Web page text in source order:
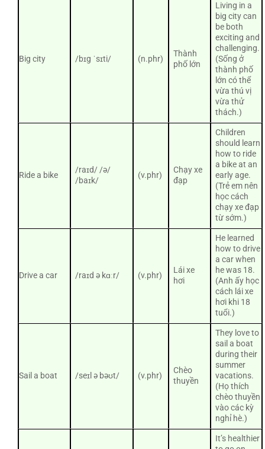
Big city /bɪg ˈsɪti/ (n.phr)
Thành
phố lớn
Living in a
big city can
be both
exciting and
challenging.
(Sống ở
thành phố
lớn có thể
vừa thú vị
vừa thử
thách.)
Ride a bike
/raɪd/ /ə/
/baɪk/
(v.phr)
Chạy xe
đạp
Children
should learn
how to ride
a bike at an
early age.
(Trẻ em nên
học cách
chạy xe đạp
từ sớm.)
Drive a car /raɪd ə kɑːr/ (v.phr)
Lái xe
hơi
He learned
how to drive
a car when
he was 18.
(Anh ấy học
cách lái xe
hơi khi 18
tuổi.)
Sail a boat /seɪl ə bəʊt/ (v.phr)
Chèo
thuyền
They love to
sail a boat
during their
summer
vacations.
(Họ thích
chèo thuyền
vào các kỳ
nghỉ hè.)
It’s healthier